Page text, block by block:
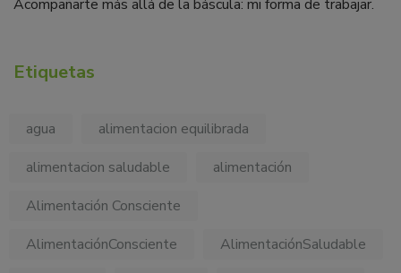
Acompañarte más allá de la báscula: mi forma de trabajar.
Etiquetas
agua
alimentacion equilibrada
alimentacion saludable
alimentación
Alimentación Consciente
AlimentaciónConsciente
AlimentaciónSaludable